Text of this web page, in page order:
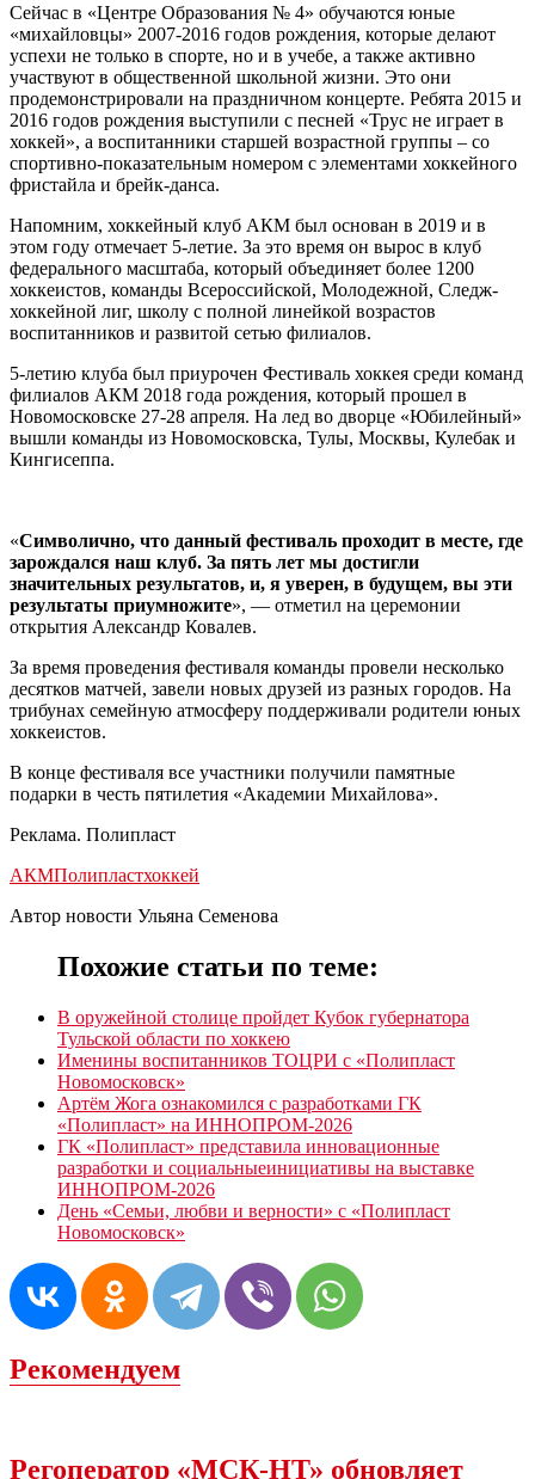
Сейчас в «Центре Образования № 4» обучаются юные
«михайловцы» 2007-2016 годов рождения, которые делают
успехи не только в спорте, но и в учебе, а также активно
участвуют в общественной школьной жизни. Это они
продемонстрировали на праздничном концерте. Ребята 2015 и
2016 годов рождения выступили с песней «Трус не играет в
хоккей», а воспитанники старшей возрастной группы – со
спортивно-показательным номером с элементами хоккейного
фристайла и брейк-данса.
Напомним, хоккейный клуб АКМ был основан в 2019 и в
этом году отмечает 5-летие. За это время он вырос в клуб
федерального масштаба, который объединяет более 1200
хоккеистов, команды Всероссийской, Молодежной, Следж-
хоккейной лиг, школу с полной линейкой возрастов
воспитанников и развитой сетью филиалов.
5-летию клуба был приурочен Фестиваль хоккея среди команд
филиалов АКМ 2018 года рождения, который прошел в
Новомосковске 27-28 апреля. На лед во дворце «Юбилейный»
вышли команды из Новомосковска, Тулы, Москвы, Кулебак и
Кингисеппа.
«Символично, что данный фестиваль проходит в месте, где
зарождался наш клуб. За пять лет мы достигли
значительных результатов, и, я уверен, в будущем, вы эти
результаты приумножите», — отметил на церемонии
открытия Александр Ковалев.
За время проведения фестиваля команды провели несколько
десятков матчей, завели новых друзей из разных городов. На
трибунах семейную атмосферу поддерживали родители юных
хоккеистов.
В конце фестиваля все участники получили памятные
подарки в честь пятилетия «Академии Михайлова».
Реклама. Полипласт
АКМПолипластхоккей
Автор новости Ульяна Семенова
Похожие статьи по теме:
В оружейной столице пройдет Кубок губернатора
Тульской области по хоккею
Именины воспитанников ТОЦРИ с «Полипласт
Новомосковск»
Артём Жога ознакомился с разработками ГК
«Полипласт» на ИННОПРОМ-2026
ГК «Полипласт» представила инновационные
разработки и социальныеинициативы на выставке
ИННОПРОМ-2026
День «Семьи, любви и верности» с «Полипласт
Новомосковск»
Рекомендуем
Регоператор «МСК-НТ» обновляет